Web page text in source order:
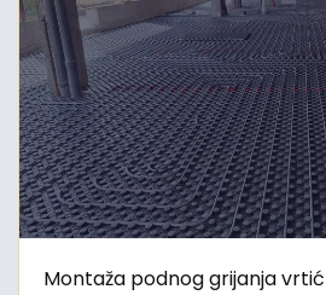
Montaža podnog grijanja